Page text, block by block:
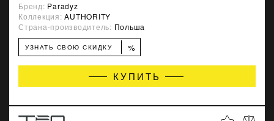
Бренд: Paradyz
Коллекция:AUTHORITY
Страна-производитель: Польша
УЗНАТЬ СВОЮ СКИДКУ %
КУПИТЬ